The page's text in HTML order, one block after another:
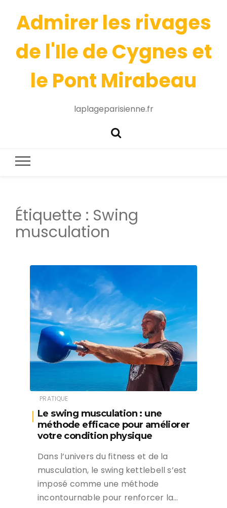
Admirer les rivages
de l'Ile de Cygnes et
le Pont Mirabeau
laplageparisienne.fr
Étiquette : Swing
musculation
PRATIQUE
Le swing musculation : une
méthode efficace pour améliorer
votre condition physique
Dans l’univers du fitness et de la
musculation, le swing kettlebell s’est
imposé comme une méthode
incontournable pour renforcer la…